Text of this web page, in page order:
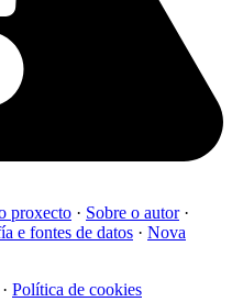
proxecto · Sobre o autor·
e fontes de datos · Nova
· Política de cookies